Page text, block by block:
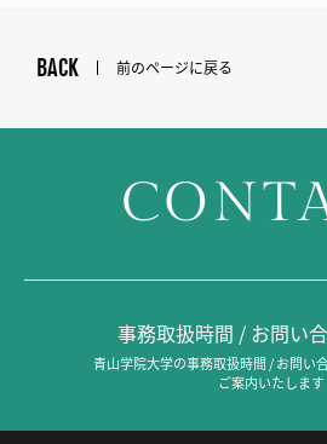
BACK 前のページに戻る
事務取扱時間 / お問い
青山学院大学の事務取扱時間 / お問い
ご案内いたします